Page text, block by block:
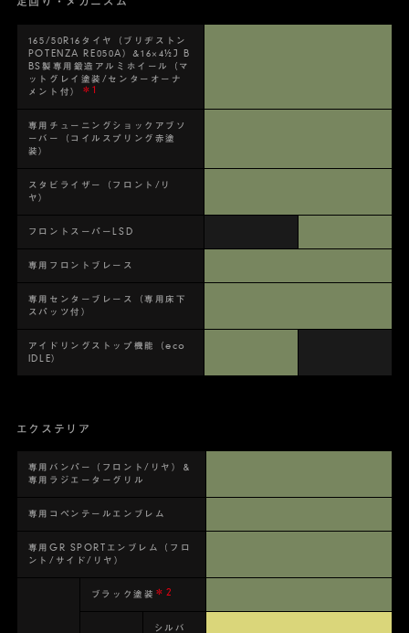
165/50R16タイヤ（ブリヂストン
POTENZA RE050A）&16×4½J B
BS製専用鍛造アルミホイール（マ
ットグレイ塗装/センターオーナ
メント付）
＊1
専用チューニングショックアブソ
ーバー（コイルスプリング赤塗
装）
スタビライザー（フロント/リ
ヤ）
フロントスーパーLSD
専用フロントブレース
専用センターブレース（専用床下
スパッツ付）
アイドリングストップ機能（eco
IDLE）
エクステリア
専用バンパー（フロント/リヤ）＆
専用ラジエーターグリル
専用コペンテールエンブレム
専用GR SPORTエンブレム（フロ
ント/サイド/リヤ）
ブラック塗装 ＊2
シルバ